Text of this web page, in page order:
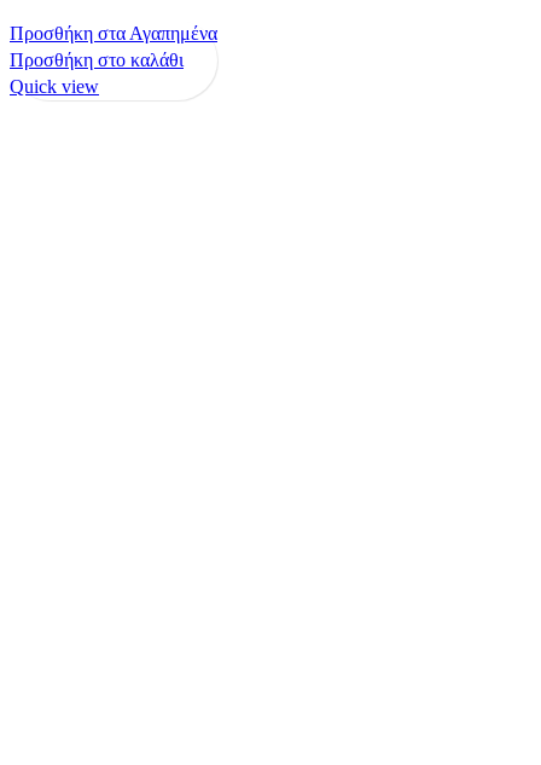
Προσθήκη στα Αγαπημένα
Προσθήκη στο καλάθι
Quick view